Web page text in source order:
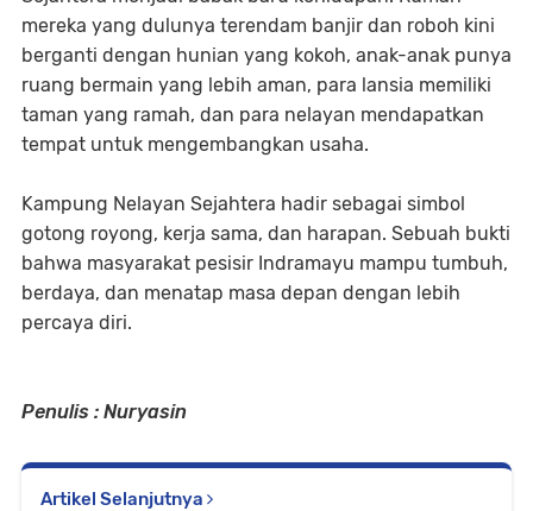
mereka yang dulunya terendam banjir dan roboh kini
berganti dengan hunian yang kokoh, anak-anak punya
ruang bermain yang lebih aman, para lansia memiliki
taman yang ramah, dan para nelayan mendapatkan
tempat untuk mengembangkan usaha.
Kampung Nelayan Sejahtera hadir sebagai simbol
gotong royong, kerja sama, dan harapan. Sebuah bukti
bahwa masyarakat pesisir Indramayu mampu tumbuh,
berdaya, dan menatap masa depan dengan lebih
percaya diri.
Penulis : Nuryasin
Artikel Selanjutnya